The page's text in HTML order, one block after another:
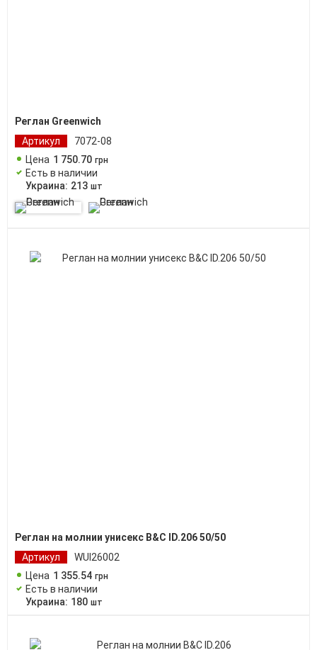
Реглан Greenwich
Артикул
7072-08
Цена 1 750.70 грн
Есть в наличии
Украина: 213 шт
Реглан на молнии унисекс B&C ID.206 50/50
Артикул
WUI26002
Цена 1 355.54 грн
Есть в наличии
Украина: 180 шт